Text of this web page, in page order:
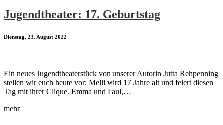
Jugendtheater: 17. Geburtstag
Dienstag, 23. August 2022
Ein neues Jugendtheaterstück von unserer Autorin Jutta Rehpenning
stellen wir euch heute vor: Melli wird 17 Jahre alt und feiert diesen
Tag mit ihrer Clique. Emma und Paul,…
mehr